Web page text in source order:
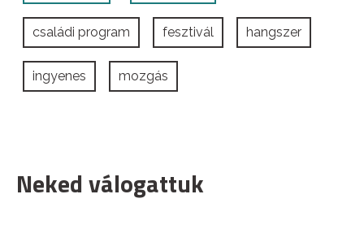
családi program fesztivál hangszer
ingyenes mozgás
Neked válogattuk